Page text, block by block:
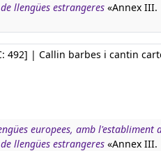
llengües estrangeres «Annex III.
492] | Callin barbes i cantin
europees, amb l'establiment
llengües estrangeres «Annex III.